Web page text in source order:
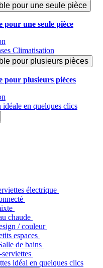
pour une seule pièce
une seule pièce
Climatisation
pour plusieurs pièces
pour plusieurs pièces
en quelques clics
électrique
chaude
/ couleur
espaces
de bains
idéal en quelques clics